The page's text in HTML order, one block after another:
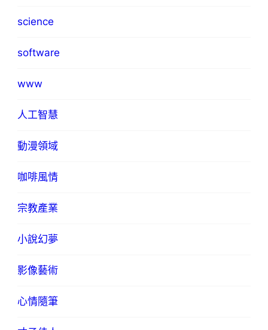
science
software
www
人工智慧
動漫領域
咖啡風情
宗教產業
小說幻夢
影像藝術
心情隨筆